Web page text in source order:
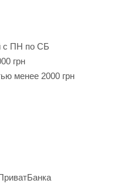
с ПН по СБ
грн
менее 2000 грн